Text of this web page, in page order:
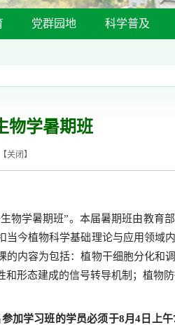
党群园地 科学普及
物学暑期班
关闭 】
学暑期班”。本届暑期班由教育部
今植物科学基础理论与应用领域
内容为包括：植物干细胞分化和
形态建成的信号转导机制；植物
加学习班的学员必须于8月4日上